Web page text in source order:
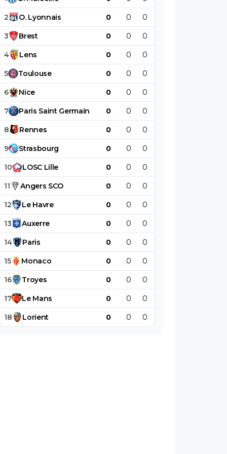
2 O. Lyonnais 0 0 0
3 Brest 0 0 0
4 Lens 0 0 0
5 Toulouse 0 0 0
6 Nice 0 0 0
7 Paris Saint Germain 0 0 0
8 Rennes 0 0 0
9 Strasbourg 0 0 0
10 LOSC Lille 0 0 0
11 Angers SCO 0 0 0
12 Le Havre 0 0 0
13 Auxerre 0 0 0
14 Paris 0 0 0
15 Monaco 0 0 0
16 Troyes 0 0 0
17 Le Mans 0 0 0
18 Lorient 0 0 0